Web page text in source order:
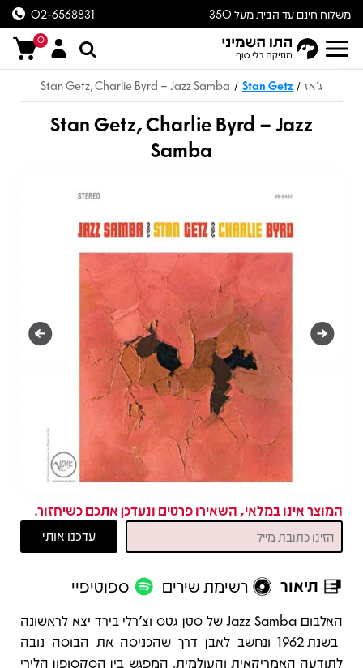
משלוח חינם עד הבית מעל 350
ש״ח
02-6568831
0
ג'אז /
Stan Getz
/
Stan Getz, Charlie Byrd – Jazz Samba
Stan Getz, Charlie Byrd – Jazz
Samba
המוצר אינו במלאי, השאירו פרטים ונעדכן אתכם כשיחזור.
תיאור רשימת שירים ספוטיפיי
תיאור
האלבום Jazz Samba של סטן גטס וצ’רלי בירד יצא לראשונה
בשנת 1962 ונחשב לאבן דרך שהכניסה את הבוסה נובה
לתודעה האמריקאית והעולמית. המפגש בין הסקסופון הלירי